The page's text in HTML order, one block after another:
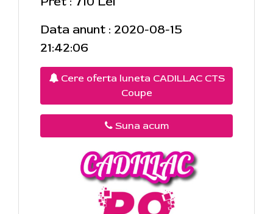
Data anunt : 2020-08-15
21:42:06
Cere oferta luneta CADILLAC CTS
Coupe
Suna acum